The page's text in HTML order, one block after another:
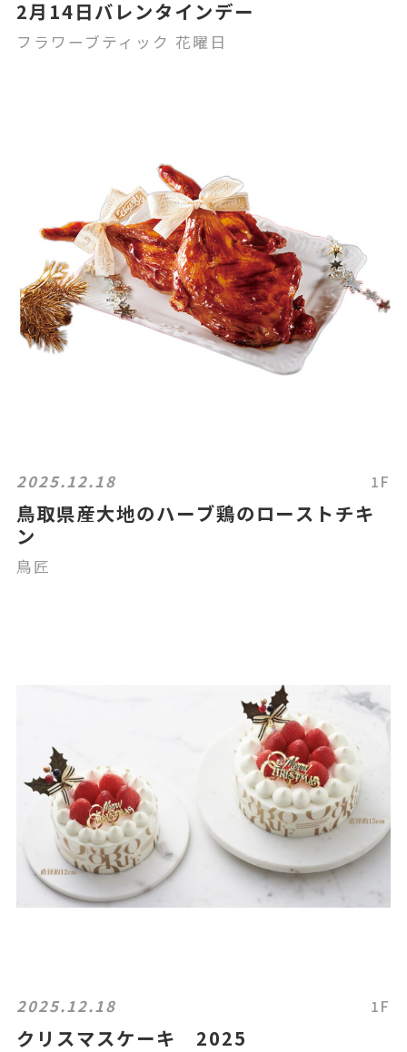
2月14日バレンタインデー
フラワーブティック 花曜日
2025.12.18 1F
鳥取県産大地のハーブ鶏のローストチキ
ン
鳥匠
2025.12.18 1F
クリスマスケーキ 2025